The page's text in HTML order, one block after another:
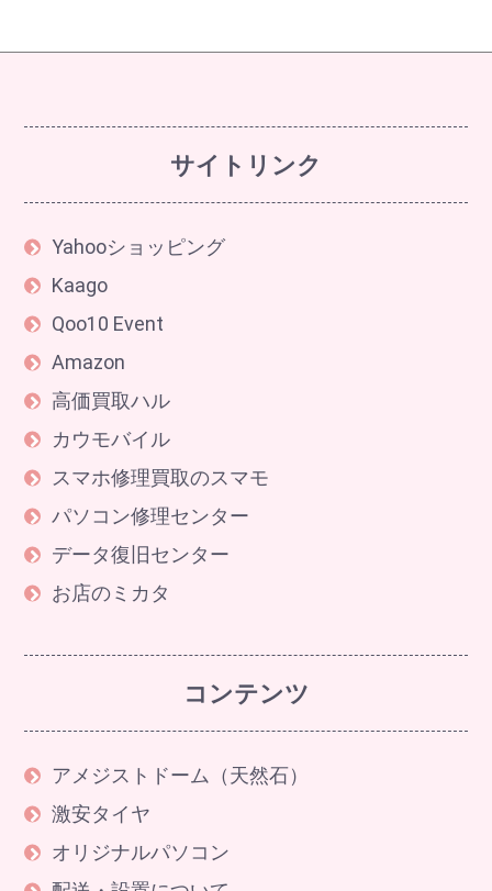
サイトリンク
Yahooショッピング
Kaago
Qoo10 Event
Amazon
高価買取ハル
カウモバイル
スマホ修理買取のスマモ
パソコン修理センター
データ復旧センター
お店のミカタ
コンテンツ
アメジストドーム（天然石）
激安タイヤ
オリジナルパソコン